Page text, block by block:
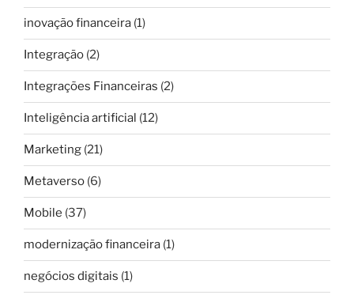
inovação financeira (1)
Integração (2)
Integrações Financeiras (2)
Inteligência artificial (12)
Marketing (21)
Metaverso (6)
Mobile (37)
modernização financeira (1)
negócios digitais (1)